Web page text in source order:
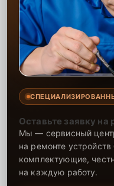
Оставьте заявку на
Мы — сервисный
на ремонте
комплектующие,
на каждую работу.